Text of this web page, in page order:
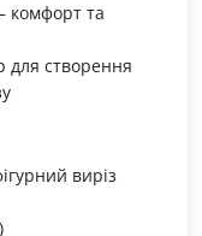
комфорт та
для створення
виріз